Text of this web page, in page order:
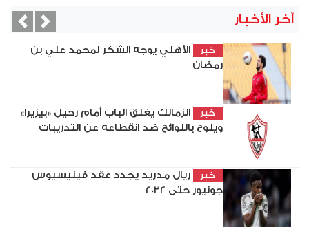
آخر الأخبار
خبر
الأهلي يوجه الشكر لمحمد علي بن
رمضان
خبر
الزمالك يغلق الباب أمام رحيل «بيزيرا»
ويلوح باللوائح ضد انقطاعه عن التدريبات
خبر
ريال مدريد يجدد عقد فينيسيوس
جونيور حتى 2032
Next